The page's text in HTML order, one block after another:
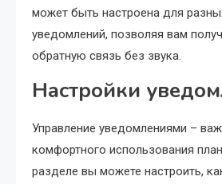
может быть настроена для
уведомлений, позволяя вам
обратную связь без звука.
Настройки
Управление уведомлениями –
комфортного использования
разделе вы можете настроить,